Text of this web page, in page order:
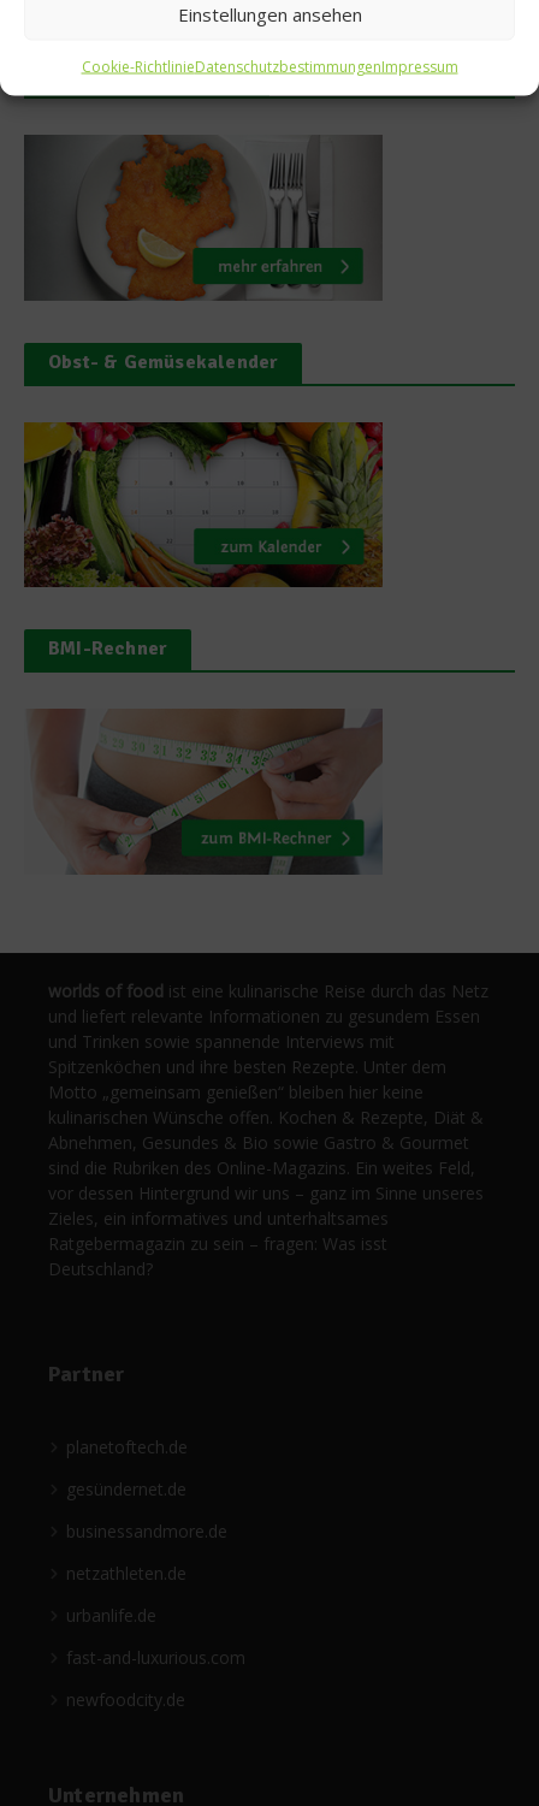
Einstellungen ansehen
Cookie-RichtlinieDatenschutzbestimmungenImpressum
Was isst Deutschland
Obst- & Gemüsekalender
BMI-Rechner
worlds of food ist eine kulinarische Reise durch das Netz
und liefert relevante Informationen zu gesundem Essen
und Trinken sowie spannende Interviews mit
Spitzenköchen und ihre besten Rezepte. Unter dem
Motto „gemeinsam genießen“ bleiben hier keine
kulinarischen Wünsche offen. Kochen & Rezepte, Diät &
Abnehmen, Gesundes & Bio sowie Gastro & Gourmet
sind die Rubriken des Online-Magazins. Ein weites Feld,
vor dessen Hintergrund wir uns – ganz im Sinne unseres
Zieles, ein informatives und unterhaltsames
Ratgebermagazin zu sein – fragen: Was isst
Deutschland?
Partner
planetoftech.de
gesündernet.de
businessandmore.de
netzathleten.de
urbanlife.de
fast-and-luxurious.com
newfoodcity.de
Unternehmen